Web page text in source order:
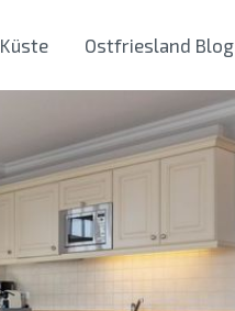
Küste Ostfriesland Blog